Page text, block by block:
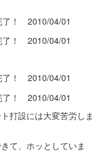
打設には大変苦労しま
て、ホッとしていま